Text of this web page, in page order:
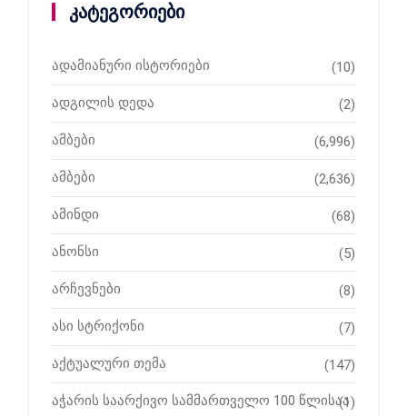
კატეგორიები
ადამიანური ისტორიები (10)
ადგილის დედა (2)
ამბები (6,996)
ამბები (2,636)
ამინდი (68)
ანონსი (5)
არჩევნები (8)
ასი სტრიქონი (7)
აქტუალური თემა (147)
აჭარის საარქივო სამმართველო 100 წლისაა
(1)